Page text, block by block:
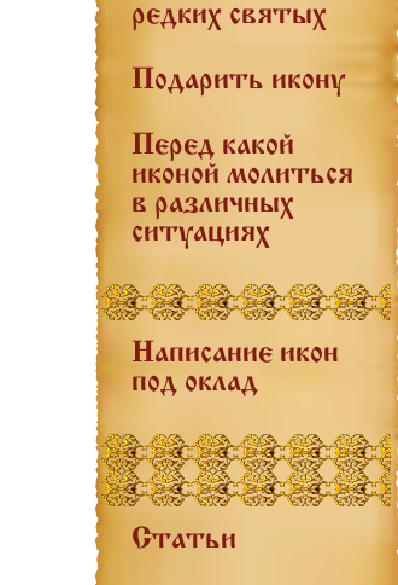
редких святых
Подарить икону
Перед какой
иконой молиться
в различных
ситуациях
Написание икон
под оклад
Статьи